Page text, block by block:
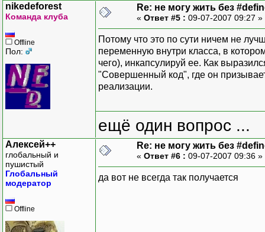
nikedeforest
Команда клуба
Offline
Пол:
Re: не могу жить без
« Ответ #5 : 09-07-2007 09:27 »
Потому что это по сути ничем не
переменную внутри класса, в
чего), инкапсулируй ее. Как
"Совершенный код", где он
реализации.
ещё один вопрос ...
Алексей++
глобальный и
пушистый
Глобальный
модератор
Offline
Re: не могу жить без
« Ответ #6 : 09-07-2007 09:36 »
да вот не всегда так получается